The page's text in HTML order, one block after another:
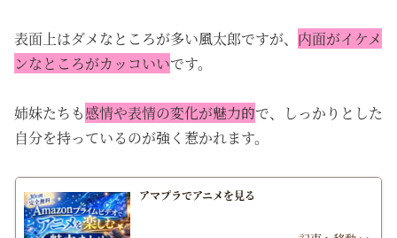
表面上はダメなところが多い風太郎ですが、 内面がイケメ
ンなところがカッコいいです。
姉妹たちも感情や表情の変化が魅力的で、しっかりとした
自分を持っているのが強く惹かれます。
アマプラでアニメを見る